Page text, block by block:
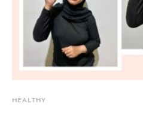
HEALTHY